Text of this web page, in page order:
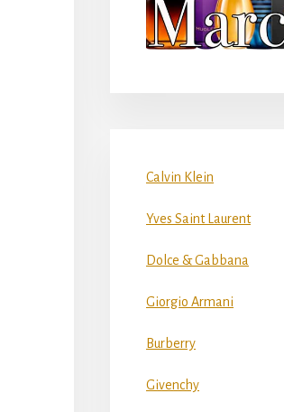
Calvin Klein
Yves Saint Laurent
Dolce & Gabbana
Giorgio Armani
Burberry
Givenchy